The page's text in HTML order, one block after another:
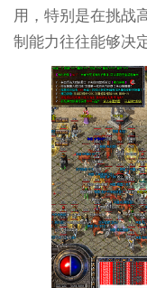
用，特别是在挑战
制能力往往能够决